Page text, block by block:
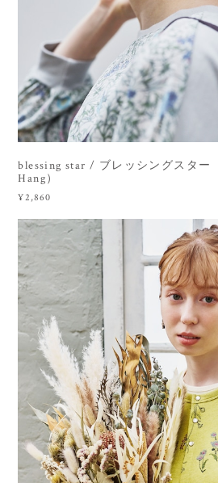
blessing star / ブレッシングスター
Hang）
¥2,860